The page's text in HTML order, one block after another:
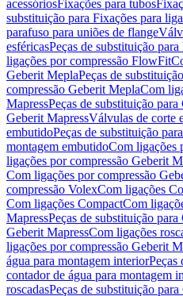
acessóriosFixações para tubos
substituição para Fixações para
parafuso para uniões de flange
esféricasPeças de substituição
ligações por compressão FlowFit
Geberit MeplaPeças de
compressão Geberit MeplaCom
MapressPeças de substituição
Geberit MapressVálvulas de corte
embutidoPeças de substituição
montagem embutidoCom ligações
ligações por compressão Geberit
Com ligações por compressão
compressão VolexCom ligações
Com ligações CompactCom
MapressPeças de substituição
Geberit MapressCom ligações
ligações por compressão Geberit
água para montagem interiorPeças
contador de água para montagem
roscadasPeças de substituição